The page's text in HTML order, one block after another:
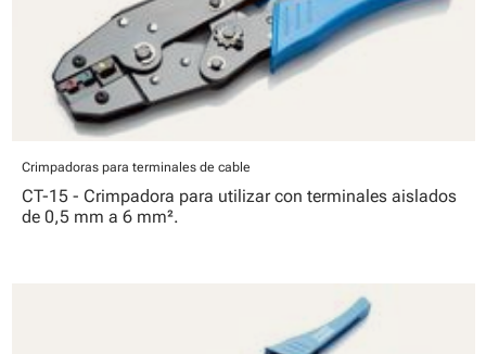
Crimpadoras para terminales de cable
CT-15 - Crimpadora para utilizar con terminales aislados
de 0,5 mm a 6 mm².